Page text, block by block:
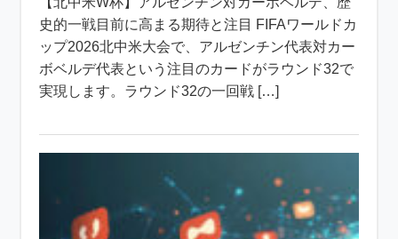
史的一戦目前に高まる期待と注目 FIFAワールドカ
ップ2026北中米大会で、アルゼンチン代表対カー
ボベルデ代表という注目のカードがラウンド32で
実現します。ラウンド32の一回戦 […]